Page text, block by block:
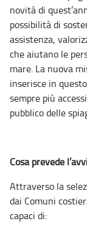
novità di
possibilità di
assistenza,
che aiutano le
mare. La nuova
inserisce in
sempre più
pubblico delle
Cosa prevede
Attraverso la
dai Comuni
capaci di: